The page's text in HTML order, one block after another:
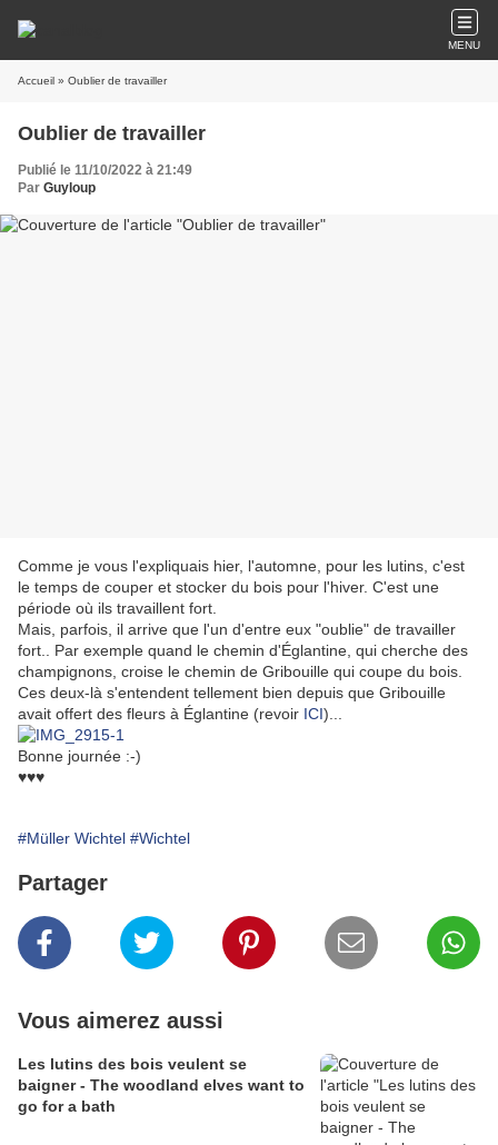
MENU
Accueil » Oublier de travailler
Oublier de travailler
Publié le 11/10/2022 à 21:49
Par Guyloup
Comme je vous l'expliquais hier, l'automne, pour les lutins, c'est
le temps de couper et stocker du bois pour l'hiver. C'est une
période où ils travaillent fort.
Mais, parfois, il arrive que l'un d'entre eux "oublie" de travailler
fort.. Par exemple quand le chemin d'Églantine, qui cherche des
champignons, croise le chemin de Gribouille qui coupe du bois.
Ces deux-là s'entendent tellement bien depuis que Gribouille
avait offert des fleurs à Églantine (revoir ICI)...
Bonne journée :-)
♥♥♥
#Müller Wichtel #Wichtel
Partager
Vous aimerez aussi
Les lutins des bois veulent se
baigner - The woodland elves want to
go for a bath